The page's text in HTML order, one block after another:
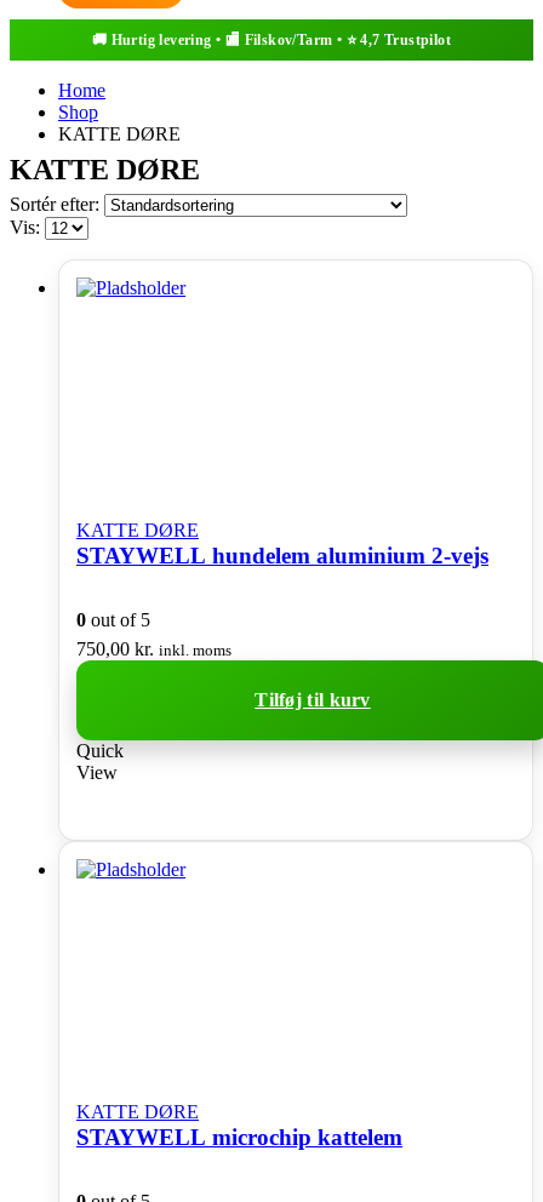
Home
Shop
KATTE DØRE
KATTE DØRE
Sortér efter:
Vis:
KATTE DØRE
STAYWELL hundelem aluminium 2-vejs
0 out of 5
750,00 kr. inkl. moms
Tilføj til kurv
Quick
View
KATTE DØRE
STAYWELL microchip kattelem